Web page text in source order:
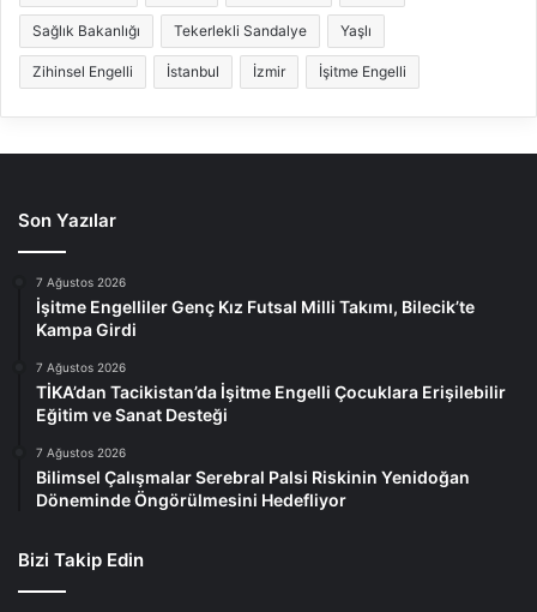
Sağlık Bakanlığı Tekerlekli Sandalye Yaşlı
Zihinsel Engelli İstanbul İzmir İşitme Engelli
Son Yazılar
7 Ağustos 2026
İşitme Engelliler Genç Kız Futsal Milli Takımı, Bilecik’te
Kampa Girdi
7 Ağustos 2026
TİKA’dan Tacikistan’da İşitme Engelli Çocuklara Erişilebilir
Eğitim ve Sanat Desteği
7 Ağustos 2026
Bilimsel Çalışmalar Serebral Palsi Riskinin Yenidoğan
Döneminde Öngörülmesini Hedefliyor
Bizi Takip Edin